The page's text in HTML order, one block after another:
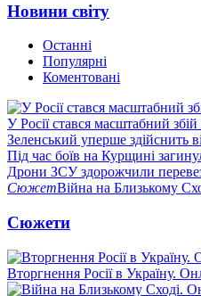
Новини світу
Останні
Популярні
Коментовані
У Росії стався масштабний збій
Зеленський уперше здійснить
Під час боїв на Курщині
Дрони ЗСУ здорожчили
СюжетВійна на Близькому
Сюжети
Вторгнення Росії в Україну.